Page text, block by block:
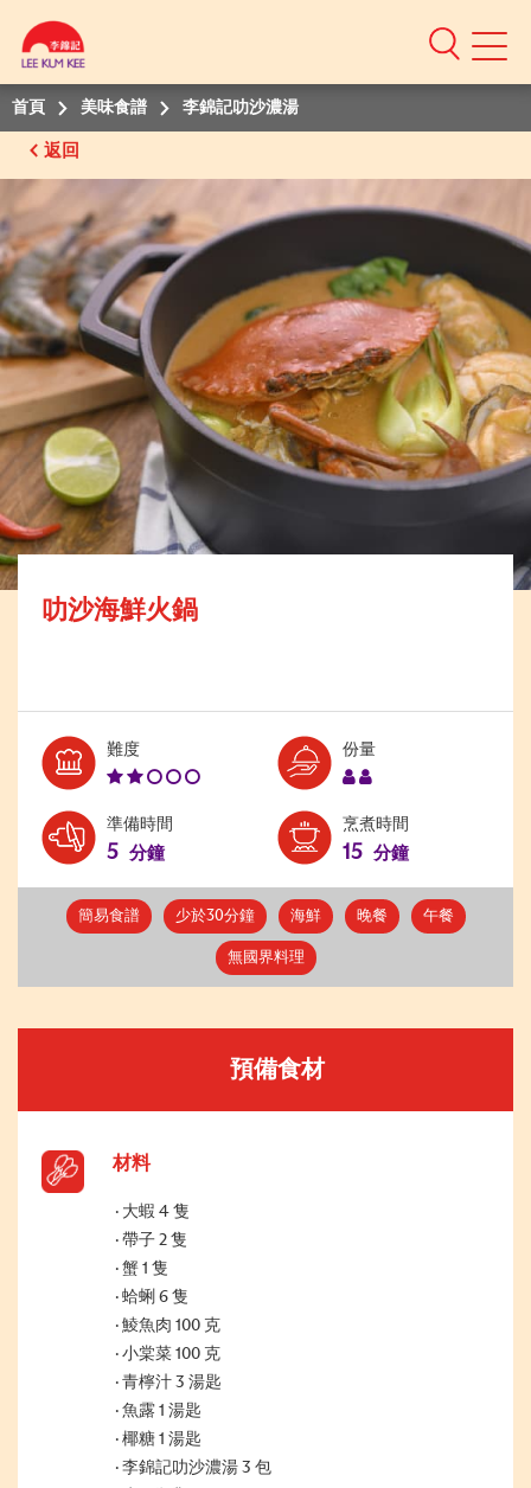
Mobile
首頁 美味食譜 李錦記叻沙濃湯
返回
叻沙海鮮火鍋
難度Level:
份量Serves:
準備時間
5 分鐘
烹煮時間
15 分鐘
簡易食譜 少於30分鐘 海鮮 晚餐 午餐
無國界料理
預備食材
材料
大蝦 4 隻
帶子 2 隻
蟹 1 隻
蛤蜊 6 隻
鯪魚肉 100 克
小棠菜 100 克
青檸汁 3 湯匙
魚露 1 湯匙
椰糖 1 湯匙
李錦記叻沙濃湯 3 包